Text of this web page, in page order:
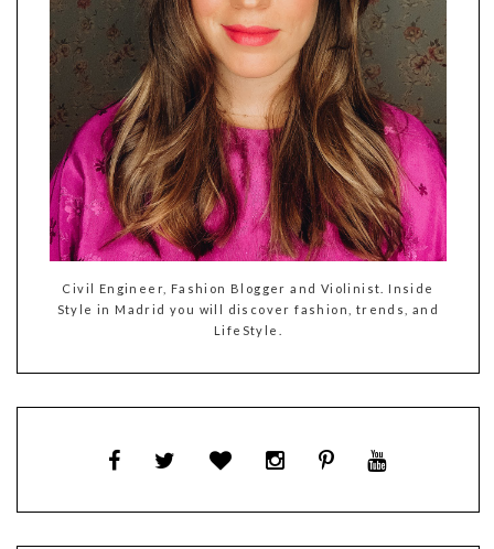
Civil Engineer, Fashion Blogger and Violinist. Inside
Style in Madrid you will discover fashion, trends, and
LifeStyle.